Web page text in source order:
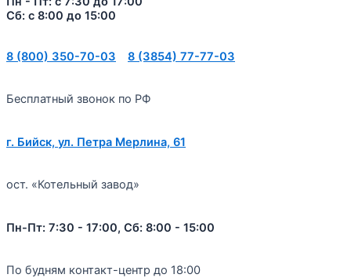
Сб: с 8:00 до 15:00
8 (800) 350-70-03 8 (3854) 77-77-03
Бесплатный звонок по РФ
г. Бийск, ул. Петра Мерлина, 61
ост. «Котельный завод»
Пн-Пт: 7:30 - 17:00, Сб: 8:00 - 15:00
По будням контакт-центр до 18:00